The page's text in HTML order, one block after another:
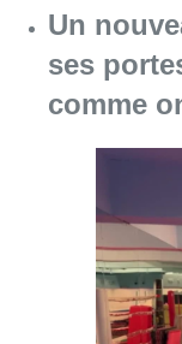
Un
ses
comme